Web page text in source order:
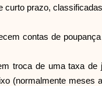
prazo,
contas de
troca de uma taxa
(normalmente